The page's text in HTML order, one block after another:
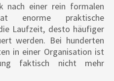
nach einer rein formalen
enorme praktische
Laufzeit, desto häufiger
werden. Bei hunderten
in einer Organisation ist
faktisch nicht mehr